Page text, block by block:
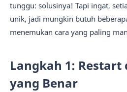
tunggu: solusinya! Tapi ingat,
unik, jadi mungkin butuh
menemukan cara yang paling
Langkah 1: Restart
yang Benar